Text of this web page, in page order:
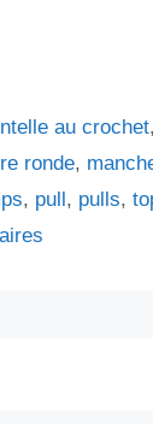
au crochet
ronde,
, pull, pulls,